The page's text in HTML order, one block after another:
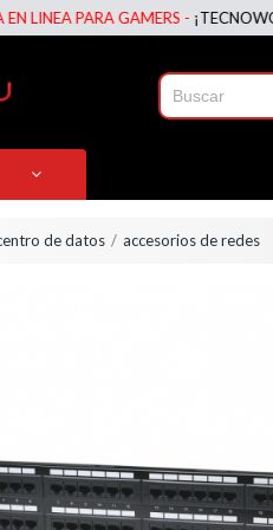
PARA GAMERS -¡TECNOWOW!
de datos accesorios de redes